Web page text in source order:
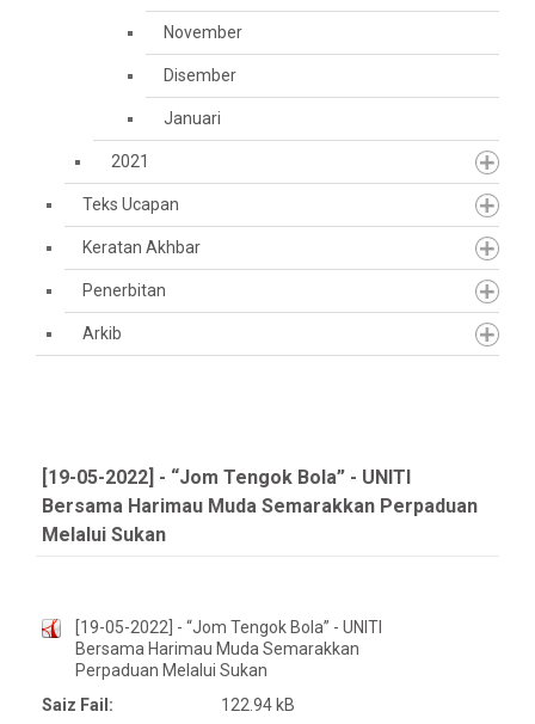
November
Disember
Januari
2021
Teks Ucapan
Keratan Akhbar
Penerbitan
Arkib
[19-05-2022] - “Jom Tengok Bola” - UNITI
Bersama Harimau Muda Semarakkan Perpaduan
Melalui Sukan
[19-05-2022] - “Jom Tengok Bola” - UNITI
Bersama Harimau Muda Semarakkan
Perpaduan Melalui Sukan
Saiz Fail:
122.94 kB